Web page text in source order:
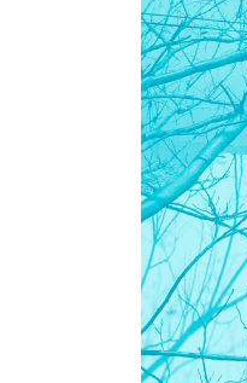
¡Con una
Elegí el monto y medio
que nuestros